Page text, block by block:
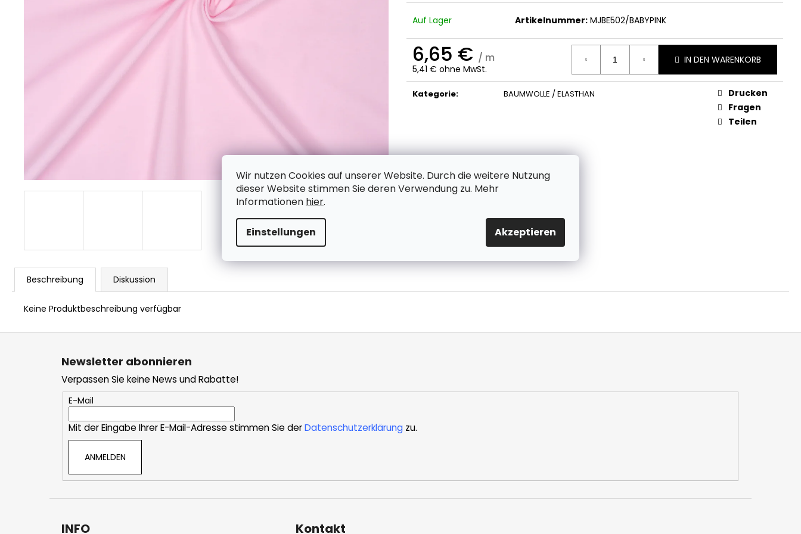
Wir nutzen Cookies auf unserer Website. Durch die weitere Nutzung
dieser Website stimmen Sie deren Verwendung zu. Mehr
Informationen hier.
Einstellungen Akzeptieren
Auf Lager Artikelnummer: MJBE502/BABYPINK
6,65 € / m
5,41 € ohne MwSt.
Verkaufspreis:
IN DEN WARENKORB
Kategorie: BAUMWOLLE / ELASTHAN
Drucken
Fragen
Teilen
Beschreibung Diskussion
Keine Produktbeschreibung verfügbar
F
Newsletter abonnieren
Verpassen Sie keine News und Rabatte!
E-Mail
Mit der Eingabe Ihrer E-Mail-Adresse stimmen Sie derDatenschutzerklärungzu.
ANMELDEN
INFO Kontakt